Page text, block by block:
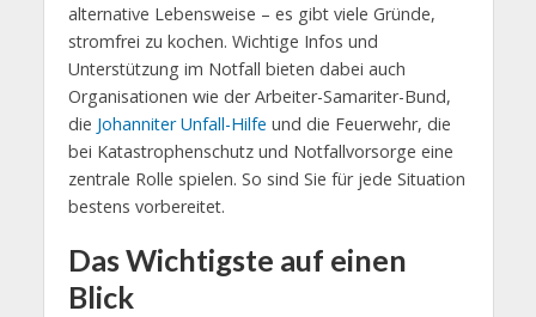
alternative Lebensweise – es gibt viele Gründe,
stromfrei zu kochen. Wichtige Infos und
Unterstützung im Notfall bieten dabei auch
Organisationen wie der Arbeiter-Samariter-Bund,
die Johanniter Unfall-Hilfe und die Feuerwehr, die
bei Katastrophenschutz und Notfallvorsorge eine
zentrale Rolle spielen. So sind Sie für jede Situation
bestens vorbereitet.
Das Wichtigste auf einen
Blick